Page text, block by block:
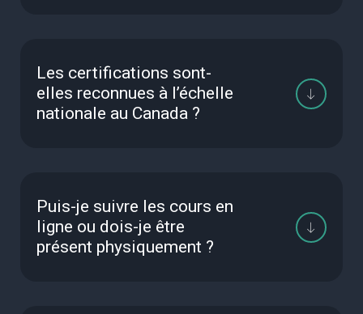
Les certifications sont-
elles reconnues à l’échelle
nationale au Canada ?
Puis-je suivre les cours en
ligne ou dois-je être
présent physiquement ?